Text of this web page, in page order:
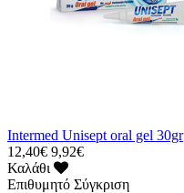
Intermed Unisept oral gel 30gr
12,40€ 9,92€
Καλάθι
Επιθυμητό Σύγκριση